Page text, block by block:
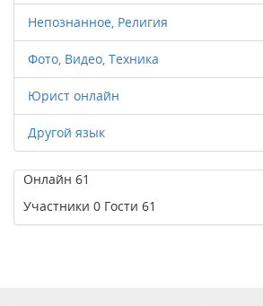
Непознанное, Религия
Фото, Видео, Техника
Юрист онлайн
Другой язык
Онлайн 61
Участники 0 Гости 61